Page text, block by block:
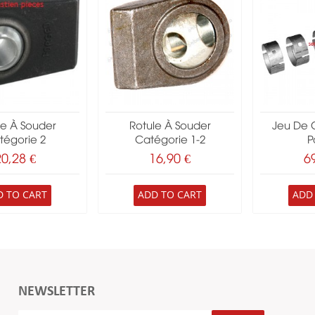
À Souder
2
€
TO CART
Rotule À Souder
Catégorie 1-2
16,90 €
ADD TO CART
Jeu De
ADD
NEWSLETTER